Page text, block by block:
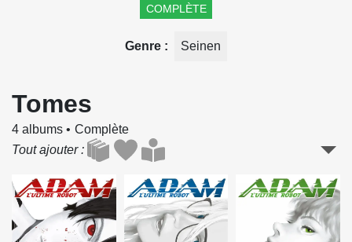
COMPLÈTE
Genre Seinen
Tomes
4 albums
Complète
Tout ajouter